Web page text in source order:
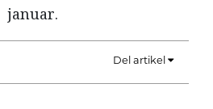
januar.
Del artikel